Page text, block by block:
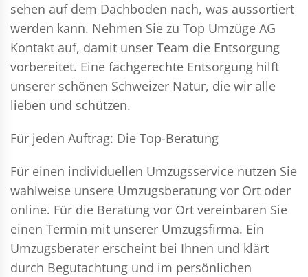
sehen auf dem Dachboden nach, was aussortiert
werden kann. Nehmen Sie zu Top Umzüge AG
Kontakt auf, damit unser Team die Entsorgung
vorbereitet. Eine fachgerechte Entsorgung hilft
unserer schönen Schweizer Natur, die wir alle
lieben und schützen.
Für jeden Auftrag: Die Top-Beratung
Für einen individuellen Umzugsservice nutzen Sie
wahlweise unsere Umzugsberatung vor Ort oder
online. Für die Beratung vor Ort vereinbaren Sie
einen Termin mit unserer Umzugsfirma. Ein
Umzugsberater erscheint bei Ihnen und klärt
durch Begutachtung und im persönlichen